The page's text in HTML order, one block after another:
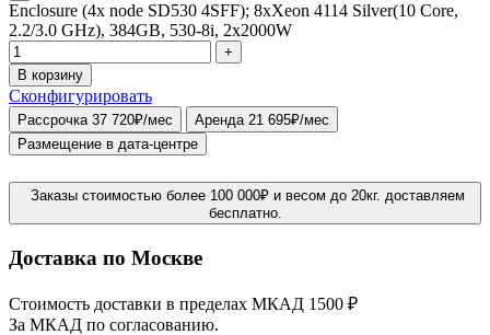
Enclosure (4x node SD530 4SFF); 8xXeon 4114 Silver(10 Core,
2.2/3.0 GHz), 384GB, 530-8i, 2x2000W
+
В корзину
Сконфигурировать
Рассрочка 37 720₽/мес
Аренда 21 695₽/мес
Размещение в дата-центре
Заказы стоимостью более 100 000₽ и весом до 20кг. доставляем
бесплатно.
Доставка по Москве
Стоимость доставки в пределах МКАД 1500 ₽
За МКАД по согласованию.